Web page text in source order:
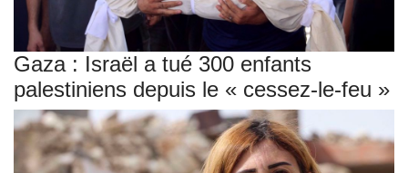
Gaza : Israël a tué 300 enfants
palestiniens depuis le « cessez-le-feu »